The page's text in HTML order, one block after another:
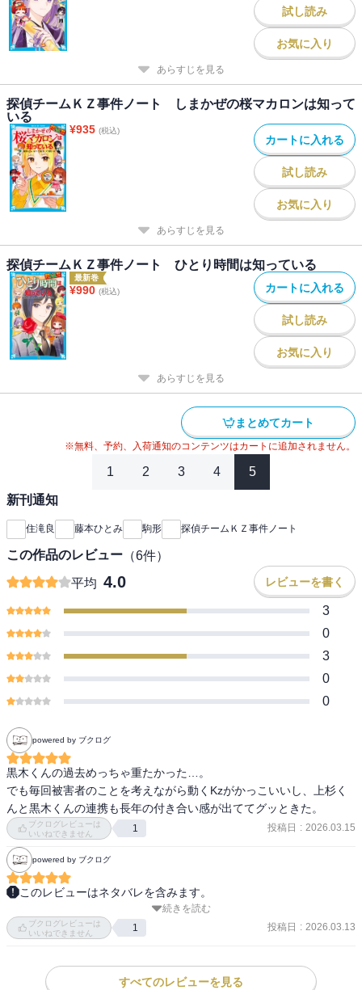
試し読み
お気に入り
あらすじを見る
探偵チームＫＺ事件ノート しまかぜの桜マカロンは知って
いる
¥935 (税込)
カートに入れる
試し読み
お気に入り
あらすじを見る
探偵チームＫＺ事件ノート ひとり時間は知っている
最新巻
¥990 (税込) カートに入れる
試し読み
お気に入り
あらすじを見る
まとめてカート
※無料、予約、入荷通知のコンテンツはカートに追加されません。
1 2 3 4 5
新刊通知
住滝良 藤本ひとみ 駒形 探偵チームＫＺ事件ノート
この作品のレビュー （6件）
平均 4.0 レビューを書く
3
0
3
0
0
powered by ブクログ
黒木くんの過去めっちゃ重たかった…。
でも毎回被害者のことを考えながら動くKzがかっこいいし、上杉く
んと黒木くんの連携も長年の付き合い感が出ててグッときた。
ブクログレビューは
いいねできません
1 投稿日 : 2026.03.15
powered by ブクログ
このレビューはネタバレを含みます。
私も、生きていく上で必要不可欠な事だ思う。
しまう結果になることもあるのだと感じた。
黒木君とメルク氏の関係もなんとも言い難い。
続きを読む
ブクログレビューは
いいねできません
1 投稿日 : 2026.03.13
すべてのレビューを見る